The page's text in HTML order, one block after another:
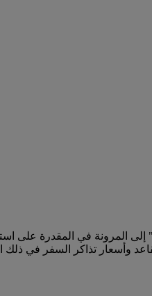
المرونة في المقدرة على
تذاكر السفر في ذلك